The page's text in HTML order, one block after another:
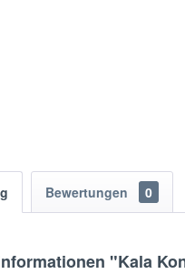
Bewertungen 0
"Kala